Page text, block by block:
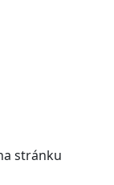
stránku